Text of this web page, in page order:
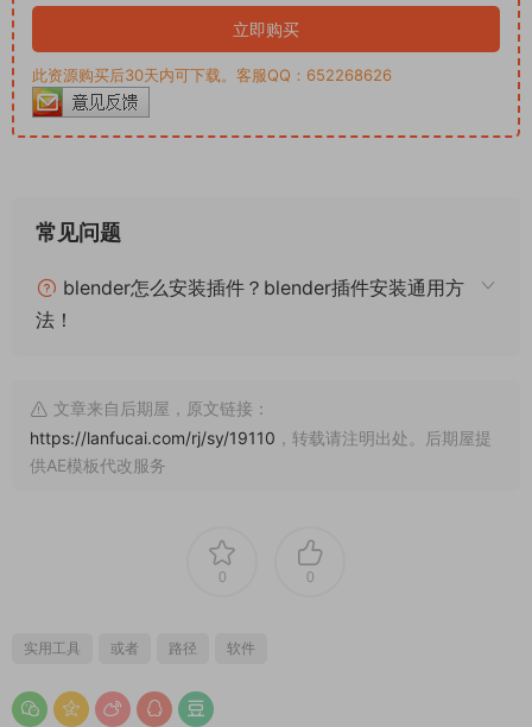
立即购买
此资源购买后30天内可下载。客服QQ：652268626
常见问题
blender怎么安装插件？blender插件安装通用方
法！
文章来自后期屋，原文链接：
https://lanfucai.com/rj/sy/19110 ，转载请注明出处。后期屋提
供AE模板代改服务
0 0
实用工具 或者 路径 软件